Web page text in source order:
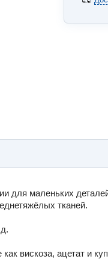
для маленьких
тканей.
вискоза, ацетат и